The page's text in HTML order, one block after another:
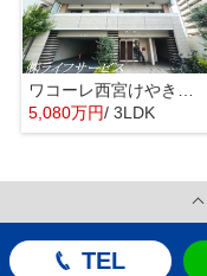
ワコーレ西宮けやき通り
5,080万円/ 3LDK
TEL